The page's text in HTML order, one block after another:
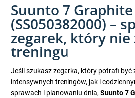
Suunto 7
(SS050382000) –
zegarek, który nie
treningu
Jeśli szukasz zegarka, który potrafi być
intensywnych treningów, jak i
sprawach i planowaniu dnia,Suunto 7